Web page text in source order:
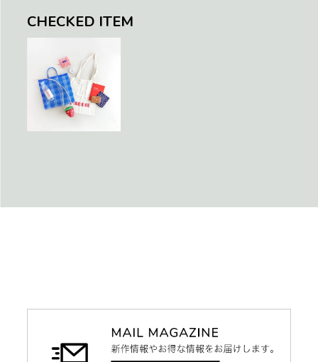
CHECKED ITEM